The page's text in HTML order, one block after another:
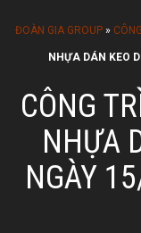
ĐOÀN GIA GROUP»
NHỰA DÁN KEO
CÔNG
NHỰA
NGÀY